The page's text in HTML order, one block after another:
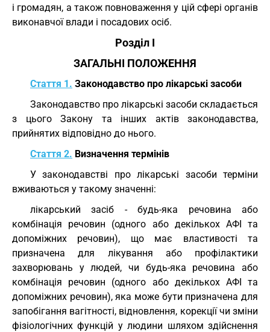
і громадян, а також повноваження у цій сфері органів
виконавчої влади і посадових осіб.
Розділ I
ЗАГАЛЬНІ ПОЛОЖЕННЯ
Стаття 1. Законодавство про лікарські засоби
Законодавство про лікарські засоби складається
з цього Закону та інших актів законодавства,
прийнятих відповідно до нього.
Стаття 2. Визначення термінів
У законодавстві про лікарські засоби терміни
вживаються у такому значенні:
лікарський засіб - будь-яка речовина або
комбінація речовин (одного або декількох АФІ та
допоміжних речовин), що має властивості та
призначена для лікування або профілактики
захворювань у людей, чи будь-яка речовина або
комбінація речовин (одного або декількох АФІ та
допоміжних речовин), яка може бути призначена для
запобігання вагітності, відновлення, корекції чи зміни
фізіологічних функцій у людини шляхом здійснення